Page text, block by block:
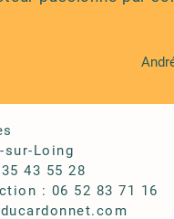
sur-Loing
43 55 28
: 06 52 83 71 16